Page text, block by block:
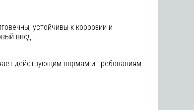
устойчивы к коррозии и
ввод.
действующим нормам и требованиям